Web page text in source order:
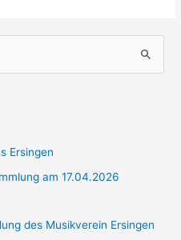
Ersingen
am 17.04.2026
des Musikverein Ersingen